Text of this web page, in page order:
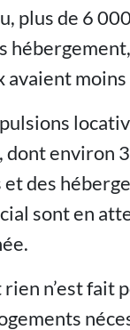
plus de 6
avaient
dont environ
des
sont en
n’est fait